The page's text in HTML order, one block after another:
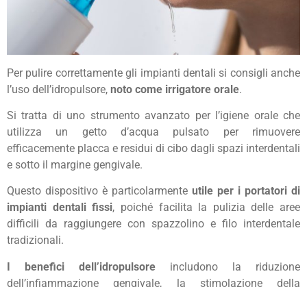
Per pulire correttamente gli impianti dentali si consigli anche
l’uso dell’idropulsore, noto come irrigatore orale.
Si tratta di uno strumento avanzato per l’igiene orale che
utilizza un getto d’acqua pulsato per rimuovere
efficacemente placca e residui di cibo dagli spazi interdentali
e sotto il margine gengivale.
Questo dispositivo è particolarmente utile per i portatori di
impianti dentali fissi, poiché facilita la pulizia delle aree
difficili da raggiungere con spazzolino e filo interdentale
tradizionali.
I benefici dell’idropulsore includono la riduzione
dell’infiammazione gengivale, la stimolazione della